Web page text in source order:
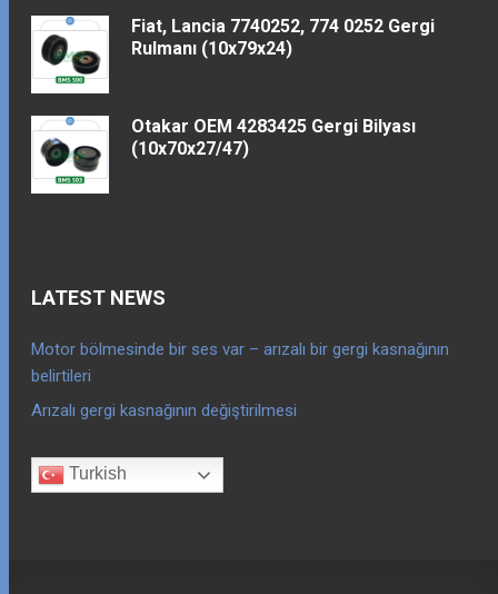
Fiat, Lancia 7740252, 774 0252 Gergi
Rulmanı (10x79x24)
Otakar OEM 4283425 Gergi Bilyası
(10x70x27/47)
LATEST NEWS
Motor bölmesinde bir ses var – arızalı bir gergi kasnağının
belirtileri
Arızalı gergi kasnağının değiştirilmesi
Turkish